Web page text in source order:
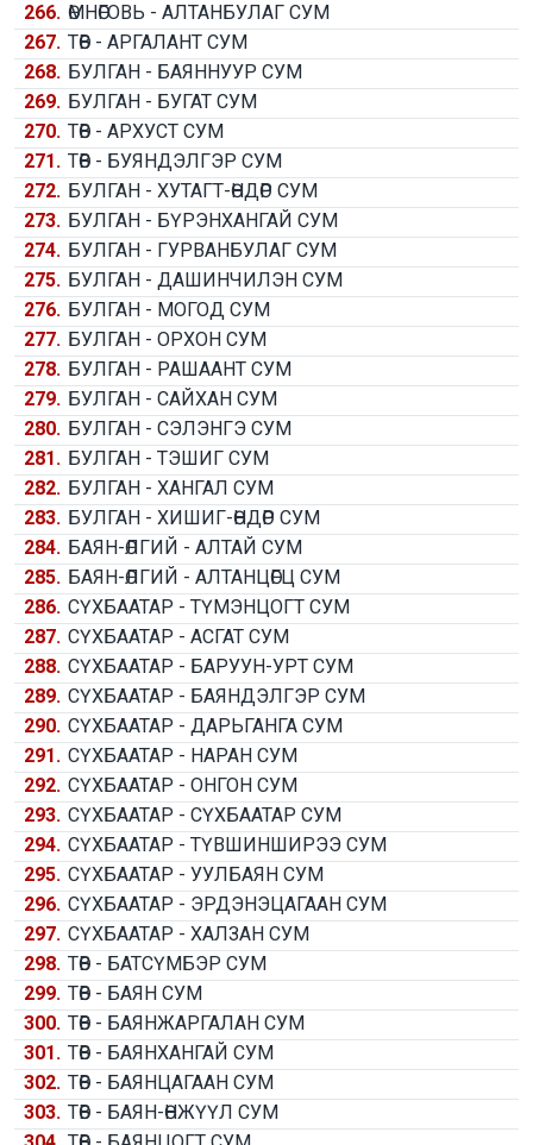
266. ӨМНӨГОВЬ - АЛТАНБУЛАГ СУМ
267. ТӨВ - АРГАЛАНТ СУМ
268. БУЛГАН - БАЯННУУР СУМ
269. БУЛГАН - БУГАТ СУМ
270. ТӨВ - АРХУСТ СУМ
271. ТӨВ - БУЯНДЭЛГЭР СУМ
272. БУЛГАН - ХУТАГТ-ӨНДӨР СУМ
273. БУЛГАН - БҮРЭНХАНГАЙ СУМ
274. БУЛГАН - ГУРВАНБУЛАГ СУМ
275. БУЛГАН - ДАШИНЧИЛЭН СУМ
276. БУЛГАН - МОГОД СУМ
277. БУЛГАН - ОРХОН СУМ
278. БУЛГАН - РАШААНТ СУМ
279. БУЛГАН - САЙХАН СУМ
280. БУЛГАН - СЭЛЭНГЭ СУМ
281. БУЛГАН - ТЭШИГ СУМ
282. БУЛГАН - ХАНГАЛ СУМ
283. БУЛГАН - ХИШИГ-ӨНДӨР СУМ
284. БАЯН-ӨЛГИЙ - АЛТАЙ СУМ
285. БАЯН-ӨЛГИЙ - АЛТАНЦӨГЦ СУМ
286. СҮХБААТАР - ТҮМЭНЦОГТ СУМ
287. СҮХБААТАР - АСГАТ СУМ
288. СҮХБААТАР - БАРУУН-УРТ СУМ
289. СҮХБААТАР - БАЯНДЭЛГЭР СУМ
290. СҮХБААТАР - ДАРЬГАНГА СУМ
291. СҮХБААТАР - НАРАН СУМ
292. СҮХБААТАР - ОНГОН СУМ
293. СҮХБААТАР - СҮХБААТАР СУМ
294. СҮХБААТАР - ТҮВШИНШИРЭЭ СУМ
295. СҮХБААТАР - УУЛБАЯН СУМ
296. СҮХБААТАР - ЭРДЭНЭЦАГААН СУМ
297. СҮХБААТАР - ХАЛЗАН СУМ
298. ТӨВ - БАТСҮМБЭР СУМ
299. ТӨВ - БАЯН СУМ
300. ТӨВ - БАЯНЖАРГАЛАН СУМ
301. ТӨВ - БАЯНХАНГАЙ СУМ
302. ТӨВ - БАЯНЦАГААН СУМ
303. ТӨВ - БАЯН-ӨНЖҮҮЛ СУМ